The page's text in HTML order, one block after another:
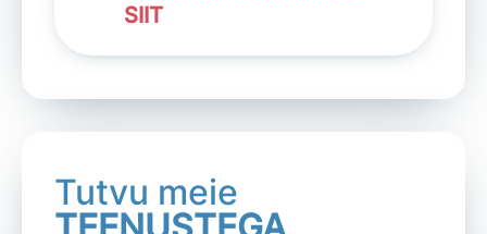
SIIT
Tutvu meie